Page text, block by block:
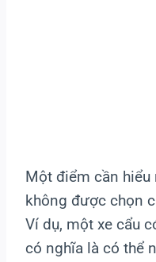
Một điểm cần hiểu
không được chọn
Ví dụ, một xe cẩu
có nghĩa là có thể